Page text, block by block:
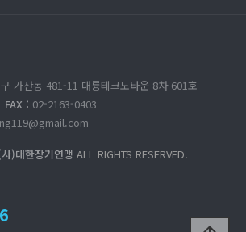
가산동 481-11 대륭테크노타운 8차 601호
FAX : 02-2163-0403
)대한장기연맹 ALL RIGHTS RESERVED.